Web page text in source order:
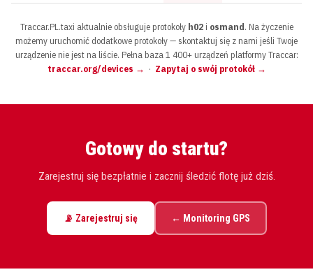
Traccar.PL.taxi aktualnie obsługuje protokoły h02i osmand. Na życzenie
możemy uruchomić dodatkowe protokoły — skontaktuj się z nami jeśli Twoje
urządzenie nie jest na liście. Pełna baza 1 400+ urządzeń platformy Traccar:
traccar.org/devices → · Zapytaj o swój protokół →
Gotowy do startu?
Zarejestruj się bezpłatnie i zacznij śledzić flotę już dziś.
📡 Zarejestruj się ← Monitoring GPS